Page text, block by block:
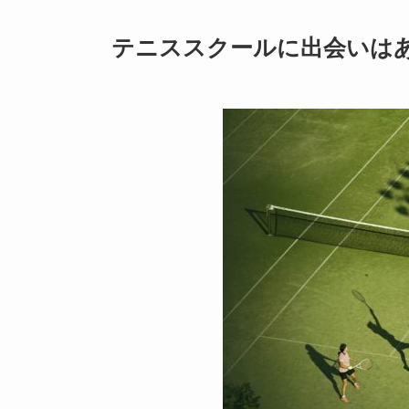
テニススクールに出会いは